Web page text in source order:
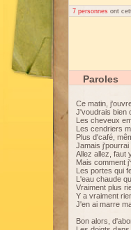
7 personnes ont
Paroles
Ce matin,
J'voudrais bien
Les cheveux
Les cendriers
Plus d'café,
Jamais j'pourrai
Allez allez, faut
Mais comment
Les portes qui
L'eau chaude
Vraiment plus
Y a vraiment
J'en ai marre
Bon alors,